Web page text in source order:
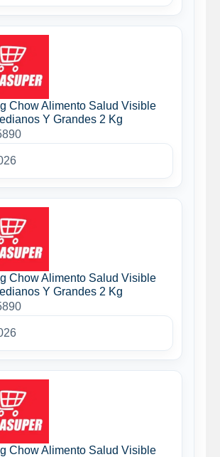
Chow Alimento Salud Visible
Y Grandes 2 Kg
Chow Alimento Salud Visible
Y Grandes 2 Kg
Chow Alimento Salud Visible